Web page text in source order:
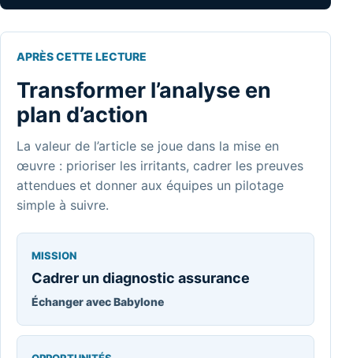
APRÈS CETTE LECTURE
Transformer l’analyse en
plan d’action
La valeur de l’article se joue dans la mise en
œuvre : prioriser les irritants, cadrer les preuves
attendues et donner aux équipes un pilotage
simple à suivre.
MISSION
Cadrer un diagnostic assurance
Échanger avec Babylone